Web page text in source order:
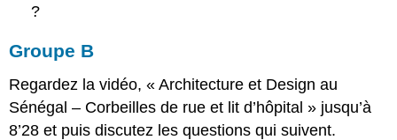
?
Groupe B
Regardez la vidéo, « Architecture et Design au
Sénégal – Corbeilles de rue et lit d’hôpital » jusqu’à
8’28 et puis discutez les questions qui suivent.